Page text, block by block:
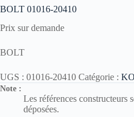
BOLT 01016-20410
Prix sur demande
BOLT
UGS : 01016-20410 Catégorie :
Note :
Les références constructeurs
déposées.